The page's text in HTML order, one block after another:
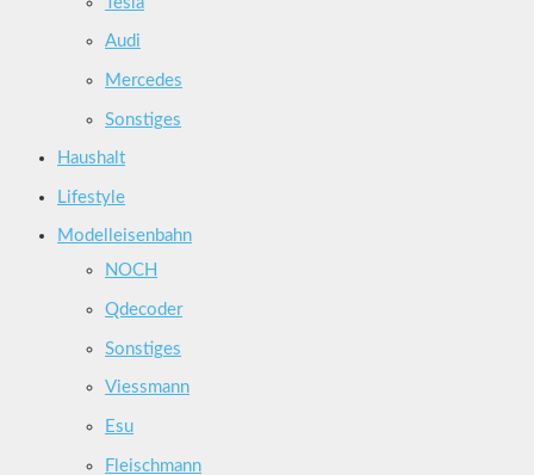
Audi
Mercedes
Sonstiges
Haushalt
Lifestyle
Modelleisenbahn
NOCH
Qdecoder
Sonstiges
Viessmann
Esu
Fleischmann